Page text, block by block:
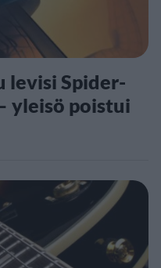
levisi Spider-
yleisö poistui